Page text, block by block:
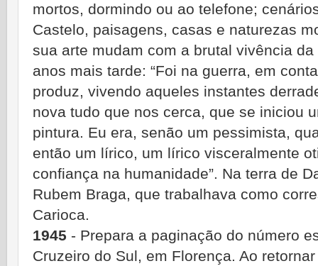
mortos, dormindo ou ao telefone;
Castelo, paisagens, casas e naturezas
sua arte mudam com a brutal vivência
anos mais tarde: “Foi na guerra, em
produz, vivendo aqueles instantes
nova tudo que nos cerca, que se iniciou
pintura. Eu era, senão um pessimista,
então um lírico, um lírico visceralmente
confiança na humanidade”. Na terra de
Rubem Braga, que trabalhava como
Carioca.
1945 - Prepara a paginação do número
Cruzeiro do Sul, em Florença. Ao